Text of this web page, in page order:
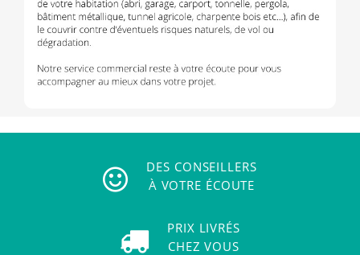
DES CONSEILLERS
À VOTRE ÉCOUTE
PRIX LIVRÉS
CHEZ VOUS